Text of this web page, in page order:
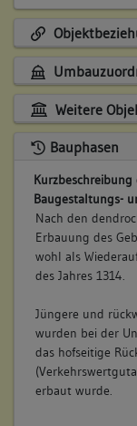
Weitere
Bauphasen
Baugestaltungs-
Nach den
Erbauung des
wohl als
des Jahres 1314.
Jüngere und
wurden bei der
das hofseitige
erbaut wurde.